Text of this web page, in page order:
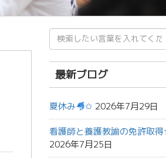
検
索
結
果:
最新ブログ
夏休み ✩ 2026年7月29日
看護師と養護教諭の免許取
2026年7月25日